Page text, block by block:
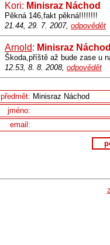
Kori: Minisraz Náchod
Pěkná 146,fakt pěkná!!!!!!!!
21.44, 29. 7. 2007, odpovědět
Arnold: Minisraz
Škoda,příště až bude zase u
12.53, 8. 8. 2008, odpovědět
předmět:
jméno:
email: